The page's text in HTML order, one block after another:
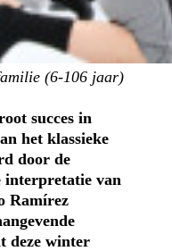
(6-106 jaar)
succes in
het klassieke
door de
interpretatie van
Ramírez
deze winter